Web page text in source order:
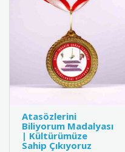
Atasözlerini
Biliyorum Madalyası
| Kültürümüze
Sahip Çıkıyoruz